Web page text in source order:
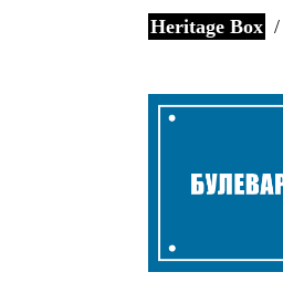
Heritage Box